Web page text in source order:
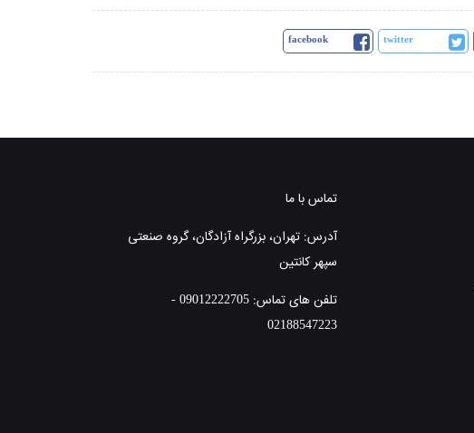
facebook twitter
تماس با ما
آدرس: تهران، بزرگراه آزادگان، گروه صنعتی
سپهر کانتین
تلفن های تماس: 09012222705 -
02188547223